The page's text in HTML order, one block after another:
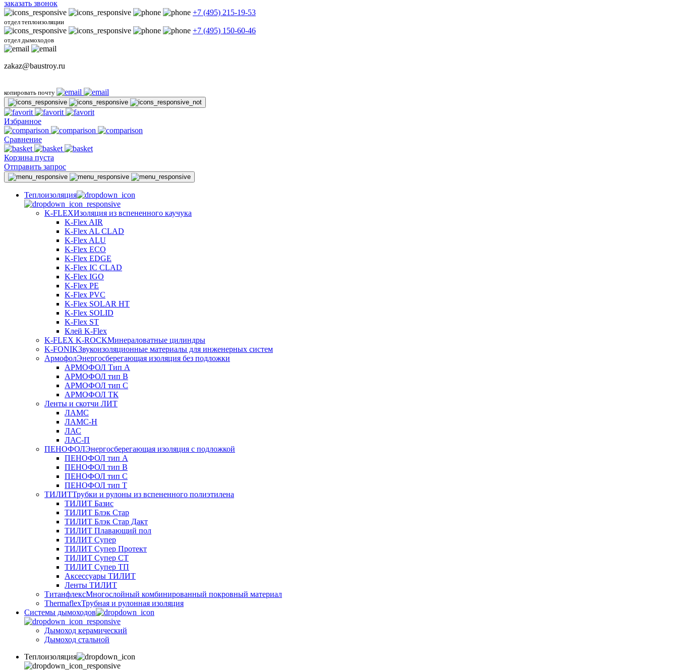
заказать звонок
+7 (495) 215-19-53
отдел теплоизоляции
+7 (495) 150-60-46
отдел дымоходов
zakaz@baustroy.ru
копировать почту
Избранное
Сравнение
Корзина пуста
Отправить запрос
Теплоизоляция
K-FLEXИзоляция из вспененного каучука
K-Flex AIR
K-Flex AL CLAD
K-Flex ALU
K-Flex ECO
K-Flex EDGE
K-Flex IC CLAD
K-Flex IGO
K-Flex PE
K-Flex PVC
K-Flex SOLAR HT
K-Flex SOLID
K-Flex ST
Клей K-Flex
K-FLEX K-ROCKМинераловатные цилиндры
K-FONIKЗвукоизоляционные материалы для инженерных систем
АрмофолЭнергосберегающая изоляция без подложки
АРМОФОЛ Тип А
АРМОФОЛ тип В
АРМОФОЛ тип C
АРМОФОЛ ТК
Ленты и скотчи ЛИТ
ЛАМС
ЛАМС-Н
ЛАС
ЛАС-П
ПЕНОФОЛЭнергосберегающая изоляция с подложкой
ПЕНОФОЛ тип А
ПЕНОФОЛ тип B
ПЕНОФОЛ тип C
ПЕНОФОЛ тип T
ТИЛИТТрубки и рулоны из вспененного полиэтилена
ТИЛИТ Базис
ТИЛИТ Блэк Стар
ТИЛИТ Блэк Стар Дакт
ТИЛИТ Плавающий пол
ТИЛИТ Супер
ТИЛИТ Супер Протект
ТИЛИТ Супер СТ
ТИЛИТ Супер ТП
Аксессуары ТИЛИТ
Ленты ТИЛИТ
ТитанфлексМногослойный комбинированный покровный материал
ThermaflexТрубная и рулонная изоляция
Cистемы дымоходов
Дымоход керамический
Дымоход стальной
Теплоизоляция